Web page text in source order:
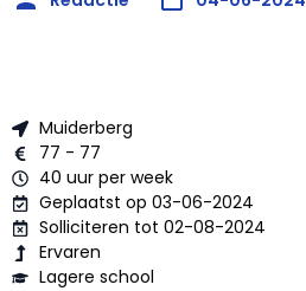
Muiderberg
77 - 77
40 uur per week
Geplaatst op 03-06-2024
Solliciteren tot 02-08-2024
Ervaren
Lagere school